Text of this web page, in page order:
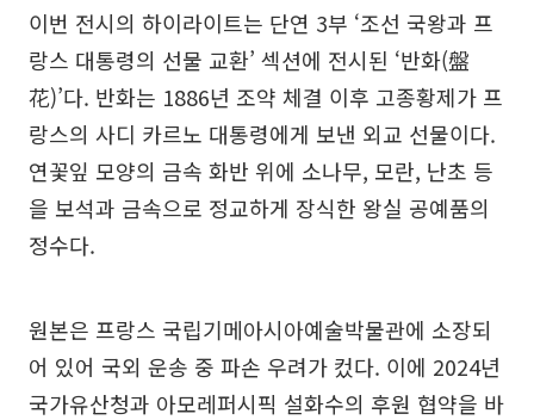
이번 전시의 하이라이트는 단연 3부 ‘조선 국왕과 프
랑스 대통령의 선물 교환’ 섹션에 전시된 ‘반화(盤
花)’다. 반화는 1886년 조약 체결 이후 고종황제가 프
랑스의 사디 카르노 대통령에게 보낸 외교 선물이다.
연꽃잎 모양의 금속 화반 위에 소나무, 모란, 난초 등
을 보석과 금속으로 정교하게 장식한 왕실 공예품의
정수다.
원본은 프랑스 국립기메아시아예술박물관에 소장되
어 있어 국외 운송 중 파손 우려가 컸다. 이에 2024년
국가유산청과 아모레퍼시픽 설화수의 후원 협약을 바